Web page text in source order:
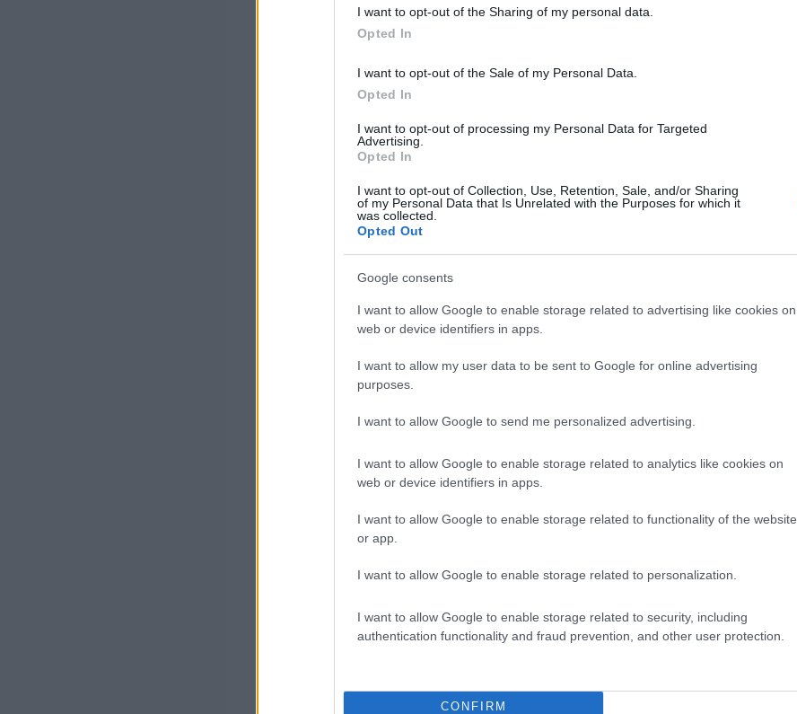
I want to opt-out of the Sharing of my personal data.
Opted In
I want to opt-out of the Sale of my Personal Data.
Opted In
I want to opt-out of processing my Personal Data for Targeted
Advertising.
Opted In
I want to opt-out of Collection, Use, Retention, Sale, and/or Sharing
of my Personal Data that Is Unrelated with the Purposes for which it
was collected.
Opted Out
Google consents
I want to allow Google to enable storage related to advertising like cookies on
web or device identifiers in apps.
I want to allow my user data to be sent to Google for online advertising
purposes.
I want to allow Google to send me personalized advertising.
I want to allow Google to enable storage related to analytics like cookies on
web or device identifiers in apps.
I want to allow Google to enable storage related to functionality of the website
or app.
I want to allow Google to enable storage related to personalization.
I want to allow Google to enable storage related to security, including
authentication functionality and fraud prevention, and other user protection.
CONFIRM